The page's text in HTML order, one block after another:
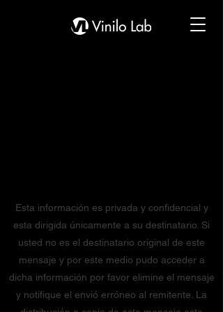
Esta información es privada y confidencial y
esta dirigida únicamente a su destinatario. Si
usted no es el destinatario original de este
mensaje y por este medio pudo acceder a
dicha información por favor elimine el mensaje
y notifique el envió erróneo al remitente. La